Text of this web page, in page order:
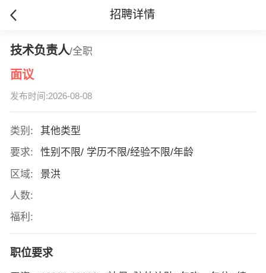
招聘详情
技术负责人/全职
面议
发布时间:2026-08-08
类别:
其他类型
要求:
性别不限/ 学历不限/经验不限/年龄
区域:
景洪
人数:
福利:
职位要求